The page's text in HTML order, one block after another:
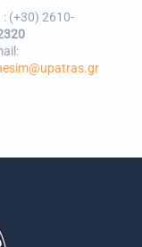
: (+30) 2610-